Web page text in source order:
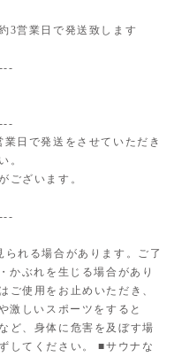
3営業日で発送致します
日で発送をさせていただき
。
ございます。
れる場合があります。ご了
かぶれを生じる場合があり
ご使用をお止めいただき、
激しいスポーツをすると
ど、身体に危害を及ぼす場
してください。 ■サウナな